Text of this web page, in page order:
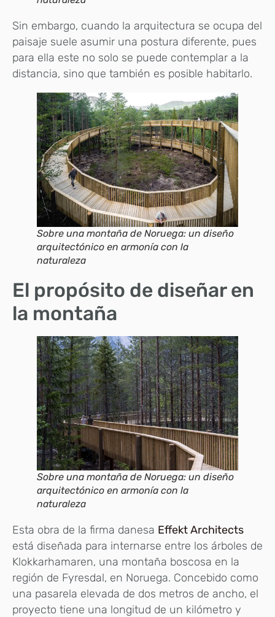
Sin embargo, cuando la arquitectura se ocupa del
paisaje suele asumir una postura diferente, pues
para ella este no solo se puede contemplar a la
distancia, sino que también es posible habitarlo.
Sobre una montaña de Noruega: un diseño
arquitectónico en armonía con la
naturaleza
El propósito de diseñar en
la montaña
Sobre una montaña de Noruega: un diseño
arquitectónico en armonía con la
naturaleza
Esta obra de la firma danesa Effekt Architects
está diseñada para internarse entre los árboles de
Klokkarhamaren, una montaña boscosa en la
región de Fyresdal, en Noruega. Concebido como
una pasarela elevada de dos metros de ancho, el
proyecto tiene una longitud de un kilómetro y